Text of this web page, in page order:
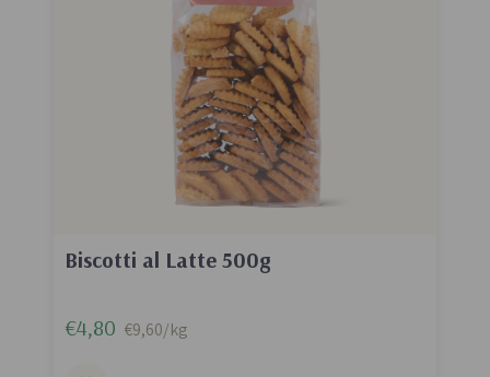
Biscotti al Latte 500g
€4,80 €9,60/kg